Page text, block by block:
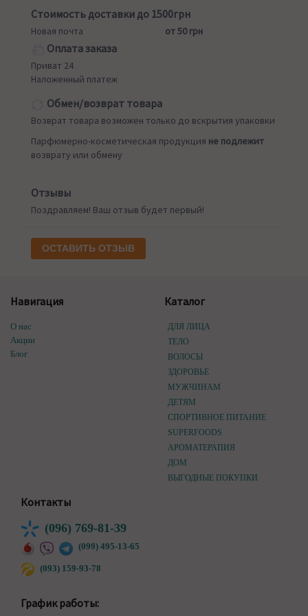
Стоимость доставки до 1500грн
Новая почта от 50 грн
Оплата заказа
Приват 24
Наложенный платеж
Обмен/возврат товара
Возврат товара возможен только до вскрытия упаковки
Парфюмерно-косметическая продукция не подлежит
возврату или обмену
Отзывы
Поздравляем! Ваш отзыв будет первый!
ОСТАВИТЬ ОТЗЫВ
Навигация
О нас
Акции
Блог
Каталог
ДЛЯ ЛИЦА
ТЕЛО
ВОЛОСЫ
ЗДОРОВЬЕ
МУЖЧИНАМ
ДЕТЯМ
СПОРТИВНОЕ ПИТАНИЕ
SUPERFOODS
АРОМАТЕРАПИЯ
ДОМ
ВЫГОДНЫЕ ПОКУПКИ
Контакты
(096) 769-81-39
(099) 495-13-65
(093) 159-93-78
График работы: